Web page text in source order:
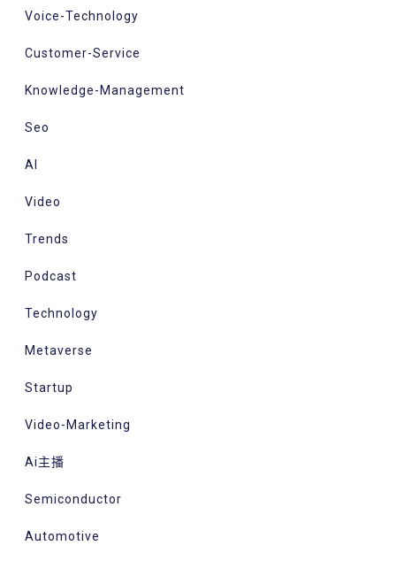
Voice-Technology
Customer-Service
Knowledge-Management
Seo
AI
Video
Trends
Podcast
Technology
Metaverse
Startup
Video-Marketing
Ai主播
Semiconductor
Automotive